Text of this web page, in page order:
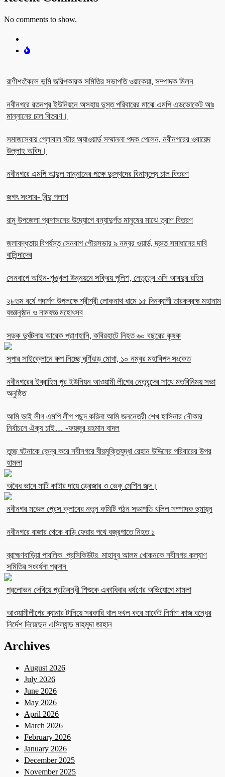
No comments to show.
রাণীশংকৈলে ভূমি জরিপকারক সমিতির সভাপতি ওয়াকেয়া, সম্পাদক মিলন
নবীনগরে রতনপুর ইউনিয়নে অসহায় দুস্ত পরিবারের মাঝে এমপি এডভোকেট আঃ
মান্নানের চাল বিতরণ।
সমাজসেবায় গ্লোবাল স্টার অ্যাওয়ার্ড সম্মাননা পদক পেলেন, নবীনগরের ওবায়েদ
উল্লাহ অবিদ।
নবীনগরে এমপি আব্দুল মান্নানের পক্ষে দুঃস্থদের বিনামূল্যে চাল বিতরণ
জগৎ সংসার- বিন্দু পলাশ
রামু উপজেলা প্রশাসনের উদ্যোগে বন্যাদুর্গত মানুষের মাঝে ত্রাণ বিতরণ
জলাবদ্ধতায় বিপর্যস্ত সেনবাগ পৌরসভার ৯ নম্বর ওয়ার্ড, দ্রুত সমাধানের দাবি
বাসিন্দাদের
সেনবাগে আইন-শৃঙ্খলা উন্নয়নে সক্রিয় পুলিশ, নেতৃত্বে ওসি আবদুর রহিম
২৮তম বর্ষে পদার্পণ উপলক্ষে শ্রীশ্রী লোকনাথ ধামে ১৫ দিনব্যাপী তারকব্রহ্ম মহানাম
যজ্ঞানুষ্ঠান ও নামযজ্ঞ মহোৎসব
সড়ক দুর্ঘটনায় আরেক প্রাণহানি, কবিরহাটে নিহত ৬০ বছরের কৃষক
সুপার সাইক্লোনে রুপ নিচ্ছে ঘূর্ণিঝড় মোখা, ১০ নম্বর মহাবিপদ সংকেত
নবীনগরের ইব্রাহিম পুর ইউনিয়ন আওয়ামী লীগের নেতৃবৃন্দের সাথে মতবিনিময় সভা
অনুষ্ঠিত
আমি ভাই লীগ এমপি লীগ পছন্দ করিনা আমি জননেত্রী শেখ হাসিনার নৌকার
নির্বাচনে ঐক্য চাই… -ফয়জুর রহমান বাদল
তুচ্ছ ঘটনাকে কেন্দ্র করে নবীনগরে বীরমুক্তিযুদ্ধা রেহান উদ্দিনের পরিবারের উপর
হামলা
অবৈধ ভাবে মাটি কাটার দায়ে ড্রেজার ও ভেকু মেশিন জব্দ।
নবীনগর মডেল প্রেস ক্লাবের নতুন কমিটি গঠন সভাপতি খলিল সম্পাদক হুমায়ূন
নবীনগরে বাজার থেকে বাড়ি ফেরার পথে বজ্রপাতে নিহত ১
ব্রাহ্মণবাড়িয়া পাবলিক প্রসিকিউটর মাহাবুব আলম খোকনকে নবীনগর কল্যাণ
সমিতির সংবর্ধনা প্রদান
প্রলোভন দেখিয়ে প্রতিবন্ধী শিশুকে একাধিবার ধর্ষণের অভিযোগে মামলা
আওয়ামীলীগের ব্যানার টানিয়ে সরকারি খাল দখল করে মার্কেট নির্মাণ কাজ বন্ধের
নির্দেশ দিয়েছেন এসিল্যান্ড মাহমুদা জাহান
Archives
August 2026
July 2026
June 2026
May 2026
April 2026
March 2026
February 2026
January 2026
December 2025
November 2025